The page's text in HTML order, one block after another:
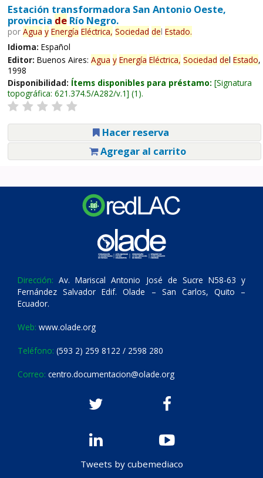
Estación transformadora San Antonio Oeste,
provincia deRío Negro.
por Agua y Energía Eléctrica, Sociedad del Estado.
Idioma: Español
Editor: Buenos Aires: Agua y Energía Eléctrica, Sociedad del Estado,
1998
Disponibilidad: Ítems disponibles para préstamo: Signatura
topográfica: 621.374.5/A282/v.1 (1).
Hacer reserva
Agregar al carrito
Dirección: Av. Mariscal Antonio José de Sucre N58-63 y
Fernández Salvador Edif. Olade – San Carlos, Quito –
Ecuador.
Web: www.olade.org
Teléfono: (593 2) 259 8122 / 2598 280
Correo: centro.documentacion@olade.org
Tweets by cubemediaco